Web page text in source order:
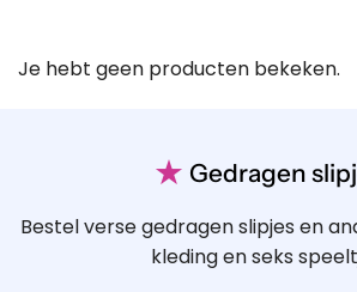
Je hebt geen producten bekeken.
★ Gedragen
Bestel verse gedragen slipjes en
kleding en seks